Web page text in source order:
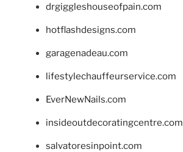
drgiggleshouseofpain.com
hotflashdesigns.com
garagenadeau.com
lifestylechauffeurservice.com
EverNewNails.com
insideoutdecoratingcentre.com
salvatoresinpoint.com